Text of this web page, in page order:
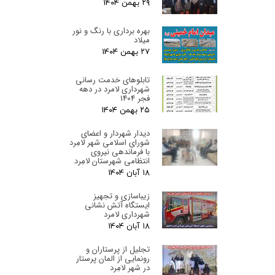
۲۹ بهمن ۰۴
بهره برداری با رنگ و نور
میلاد
۲۷ بهمن ۰۴
تابلوهای خدمت رسانی
شهرداری لامرد در دهه
فجر 1404
۲۵ بهمن ۰۴
دیدار شهردار و اعضای
شورای اسلامی شهر لامِرد
با فرماندهی نیروی
انتظامی شهرستان لامِرد
۱۸ آبان ۰۴
زیباسازی و تجهیز
ایستگاه آتش نشانی
شهرداری لامرد
۱۸ آبان ۰۴
تجلیل از پرستاران و
رونمایی از المان پرستار
در شهر لامِرد